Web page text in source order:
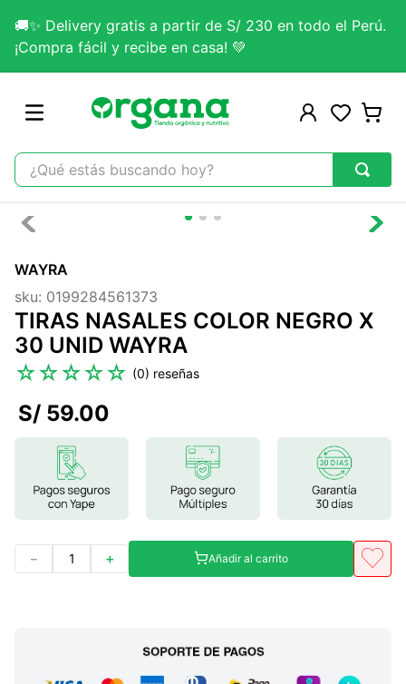
🚚✨ Delivery gratis a partir de S/ 230 en todo el Perú.
¡Compra fácil y recibe en casa! 💚
¿Qué estás buscando hoy?
TÉRMINOS MÁS BUSCADOS
2.
citrato magnesio
3.
colageno
4.
lab nutrition
5 .
kefir
melena leon
9.
stevia
WAYRA
sku: 0199284561373
TIRAS NASALES COLOR NEGRO X
30 UNID WAYRA
☆☆☆☆☆ (0)
S/ 59.00
＋
－ Añadir al carrito